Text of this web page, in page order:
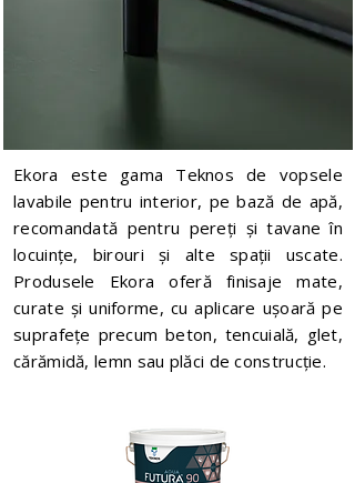
Ekora este gama Teknos de vopsele
lavabile pentru interior, pe bază de apă,
recomandată pentru pereți și tavane în
locuințe, birouri și alte spații uscate.
Produsele Ekora oferă finisaje mate,
curate și uniforme, cu aplicare ușoară pe
suprafețe precum beton, tencuială, glet,
cărămidă, lemn sau plăci de construcție.